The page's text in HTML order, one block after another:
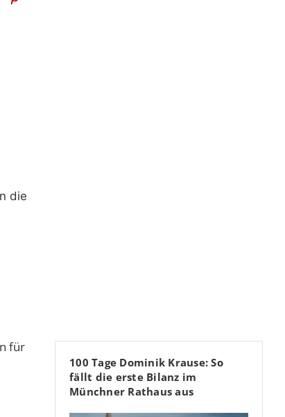
die
für
100 Tage Dominik Krause: So
fällt die erste Bilanz im
Münchner Rathaus aus